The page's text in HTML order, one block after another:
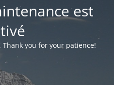
est
you for your patience!